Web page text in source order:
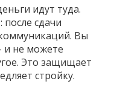
идут туда.
сдачи
Вы
и не можете
Это защищает
стройку.